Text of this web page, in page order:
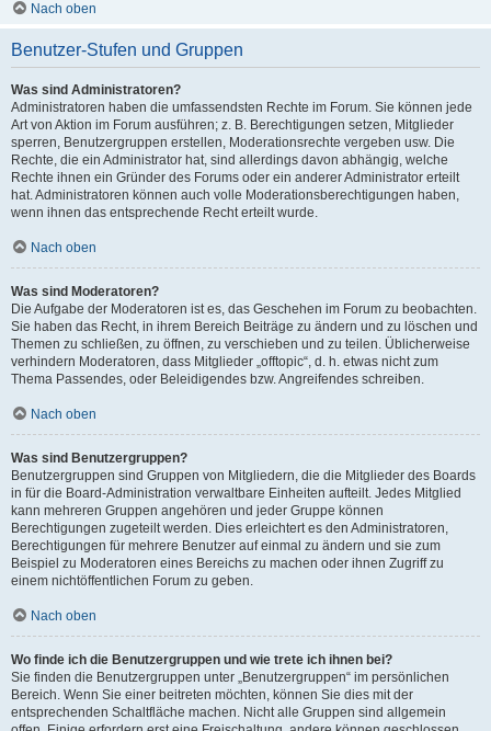
Nach oben
Benutzer-Stufen und Gruppen
Was sind Administratoren?
Administratoren haben die umfassendsten Rechte im Forum. Sie können jede
Art von Aktion im Forum ausführen; z. B. Berechtigungen setzen, Mitglieder
sperren, Benutzergruppen erstellen, Moderationsrechte vergeben usw. Die
Rechte, die ein Administrator hat, sind allerdings davon abhängig, welche
Rechte ihnen ein Gründer des Forums oder ein anderer Administrator erteilt
hat. Administratoren können auch volle Moderationsberechtigungen haben,
wenn ihnen das entsprechende Recht erteilt wurde.
Nach oben
Was sind Moderatoren?
Die Aufgabe der Moderatoren ist es, das Geschehen im Forum zu beobachten.
Sie haben das Recht, in ihrem Bereich Beiträge zu ändern und zu löschen und
Themen zu schließen, zu öffnen, zu verschieben und zu teilen. Üblicherweise
verhindern Moderatoren, dass Mitglieder „offtopic“, d. h. etwas nicht zum
Thema Passendes, oder Beleidigendes bzw. Angreifendes schreiben.
Nach oben
Was sind Benutzergruppen?
Benutzergruppen sind Gruppen von Mitgliedern, die die Mitglieder des Boards
in für die Board-Administration verwaltbare Einheiten aufteilt. Jedes Mitglied
kann mehreren Gruppen angehören und jeder Gruppe können
Berechtigungen zugeteilt werden. Dies erleichtert es den Administratoren,
Berechtigungen für mehrere Benutzer auf einmal zu ändern und sie zum
Beispiel zu Moderatoren eines Bereichs zu machen oder ihnen Zugriff zu
einem nichtöffentlichen Forum zu geben.
Nach oben
Wo finde ich die Benutzergruppen und wie trete ich ihnen bei?
Sie finden die Benutzergruppen unter „Benutzergruppen“ im persönlichen
Bereich. Wenn Sie einer beitreten möchten, können Sie dies mit der
entsprechenden Schaltfläche machen. Nicht alle Gruppen sind allgemein